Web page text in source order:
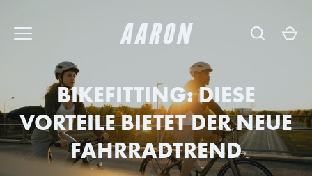
zum
Inhalt
BIKEFITTING: DIESE
VORTEILE BIETET DER NEUE
FAHRRADTREND